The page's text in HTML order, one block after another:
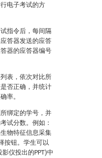
电子考试的方
指令后，每间隔
答器发送的应答
器的应答器编号
表，依次对比所
否正确，并统计
率。
绑定的学号，并
试分数。例如：
物特征信息采集
按钮。学生可以
仪投出的PPT)中